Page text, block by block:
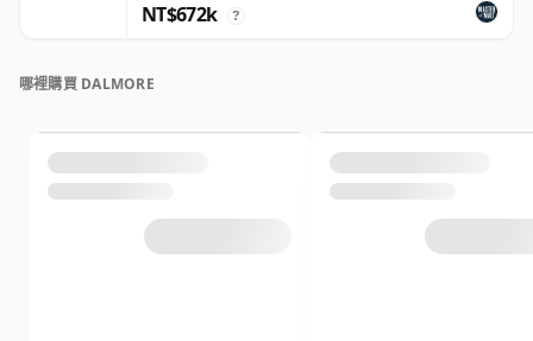
NT$672k ?
哪裡購買 DALMORE